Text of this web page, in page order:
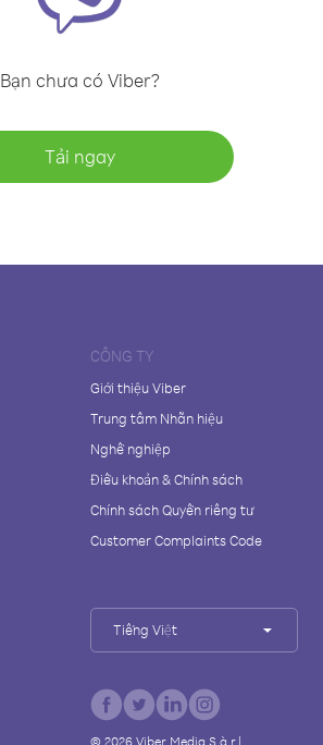
Bạn chưa có Viber?
Tải ngay
CÔNG TY
Giới thiệu Viber
Trung tâm Nhãn hiệu
Nghề nghiệp
Điều khoản & Chính sách
Chính sách Quyền riêng tư
Customer Complaints Code
Tiếng Việt
© 2026Viber Media S.à r.l.